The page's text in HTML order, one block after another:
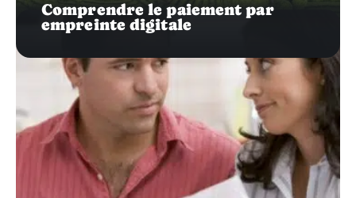
Comprendre le paiement par
empreinte digitale